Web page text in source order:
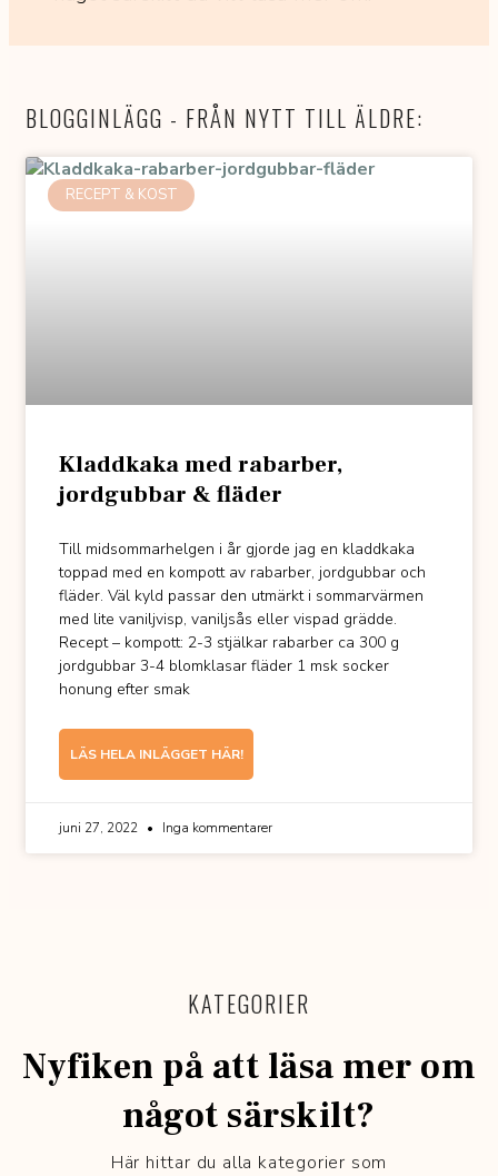
BLOGGINLÄGG - FRÅN NYTT TILL ÄLDRE:
RECEPT & KOST
Kladdkaka med rabarber,
jordgubbar & fläder
Till midsommarhelgen i år gjorde jag en kladdkaka
toppad med en kompott av rabarber, jordgubbar och
fläder. Väl kyld passar den utmärkt i sommarvärmen
med lite vaniljvisp, vaniljsås eller vispad grädde.
Recept – kompott: 2-3 stjälkar rabarber ca 300 g
jordgubbar 3-4 blomklasar fläder 1 msk socker
honung efter smak
LÄS HELA INLÄGGET HÄR!
juni 27, 2022 Inga kommentarer
KATEGORIER
Nyfiken på att läsa mer om
något särskilt?
Här hittar du alla kategorier som